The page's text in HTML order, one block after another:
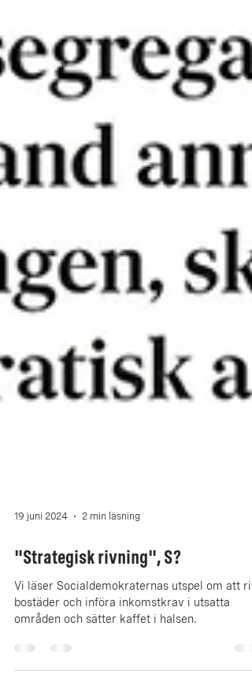
19 juni 2024 2 min läsning
"Strategisk rivning", S?
Vi läser Socialdemokraternas utspel om att
områden och sätter kaffet i halsen.